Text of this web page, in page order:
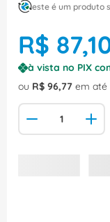
este é um produto
R$ 87,
à vista no PIX
ou R$ 96,77 em até